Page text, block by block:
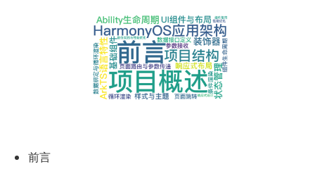
前言